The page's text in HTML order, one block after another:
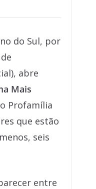
do Sul, por
abre
Mais
Profamília
que estão
seis
entre